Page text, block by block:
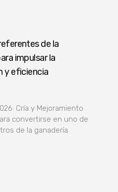
de la
impulsar la
y eficiencia
Cría y Mejoramiento
convertirse en uno de
de la ganadería